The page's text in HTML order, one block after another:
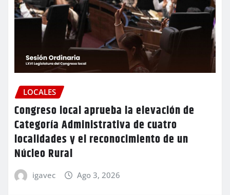
LOCALES
Congreso local aprueba la elevación de
Categoría Administrativa de cuatro
localidades y el reconocimiento de un
Núcleo Rural
igavec Ago 3, 2026